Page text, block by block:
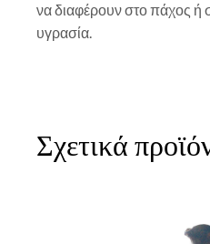
να διαφέρουν στο πάχος ή
υγρασία.
Σχετικά